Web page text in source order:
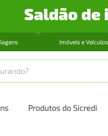
Saldão de
Imóveis e Veículos
Produtos do Sicredi